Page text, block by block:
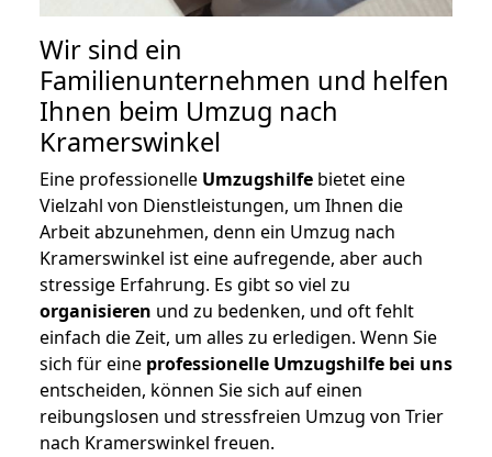
Wir sind ein
Familienunternehmen und helfen
Ihnen beim Umzug nach
Kramerswinkel
Eine professionelle Umzugshilfe bietet eine
Vielzahl von Dienstleistungen, um Ihnen die
Arbeit abzunehmen, denn ein Umzug nach
Kramerswinkel ist eine aufregende, aber auch
stressige Erfahrung. Es gibt so viel zu
organisieren und zu bedenken, und oft fehlt
einfach die Zeit, um alles zu erledigen. Wenn Sie
sich für eine professionelle Umzugshilfe bei uns
entscheiden, können Sie sich auf einen
reibungslosen und stressfreien Umzug von Trier
nach Kramerswinkel freuen.